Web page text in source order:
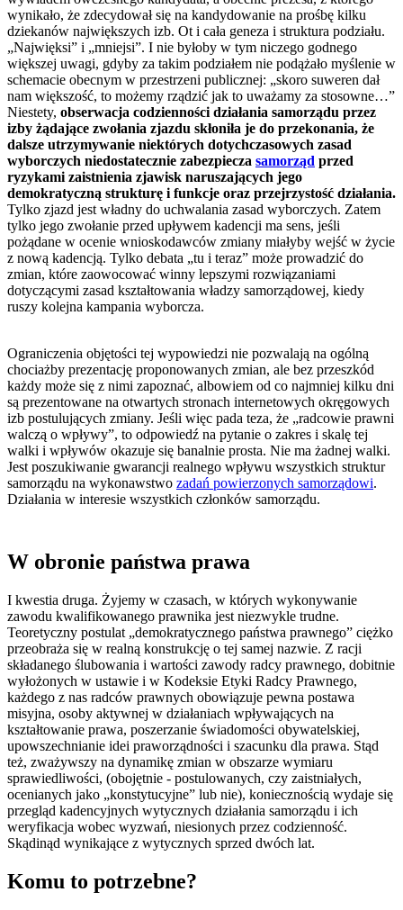
wynikało, że zdecydował się na kandydowanie na prośbę kilku
dziekanów największych izb. Ot i cała geneza i struktura podziału.
„Najwięksi” i „mniejsi”. I nie byłoby w tym niczego godnego
większej uwagi, gdyby za takim podziałem nie podążało myślenie w
schemacie obecnym w przestrzeni publicznej: „skoro suweren dał
nam większość, to możemy rządzić jak to uważamy za stosowne…”
Niestety, obserwacja codzienności działania samorządu przez
izby żądające zwołania zjazdu skłoniła je do przekonania, że
dalsze utrzymywanie niektórych dotychczasowych zasad
wyborczych niedostatecznie zabezpiecza samorząd przed
ryzykami zaistnienia zjawisk naruszających jego
demokratyczną strukturę i funkcje oraz przejrzystość działania.
Tylko zjazd jest władny do uchwalania zasad wyborczych. Zatem
tylko jego zwołanie przed upływem kadencji ma sens, jeśli
pożądane w ocenie wnioskodawców zmiany miałyby wejść w życie
z nową kadencją. Tylko debata „tu i teraz” może prowadzić do
zmian, które zaowocować winny lepszymi rozwiązaniami
dotyczącymi zasad kształtowania władzy samorządowej, kiedy
ruszy kolejna kampania wyborcza.
Ograniczenia objętości tej wypowiedzi nie pozwalają na ogólną
chociażby prezentację proponowanych zmian, ale bez przeszkód
każdy może się z nimi zapoznać, albowiem od co najmniej kilku dni
są prezentowane na otwartych stronach internetowych okręgowych
izb postulujących zmiany. Jeśli więc pada teza, że „radcowie prawni
walczą o wpływy”, to odpowiedź na pytanie o zakres i skalę tej
walki i wpływów okazuje się banalnie prosta. Nie ma żadnej walki.
Jest poszukiwanie gwarancji realnego wpływu wszystkich struktur
samorządu na wykonawstwo zadań powierzonych samorządowi.
Działania w interesie wszystkich członków samorządu.
W obronie państwa prawa
I kwestia druga. Żyjemy w czasach, w których wykonywanie
zawodu kwalifikowanego prawnika jest niezwykle trudne.
Teoretyczny postulat „demokratycznego państwa prawnego” ciężko
przeobraża się w realną konstrukcję o tej samej nazwie. Z racji
składanego ślubowania i wartości zawody radcy prawnego, dobitnie
wyłożonych w ustawie i w Kodeksie Etyki Radcy Prawnego,
każdego z nas radców prawnych obowiązuje pewna postawa
misyjna, osoby aktywnej w działaniach wpływających na
kształtowanie prawa, poszerzanie świadomości obywatelskiej,
upowszechnianie idei praworządności i szacunku dla prawa. Stąd
też, zważywszy na dynamikę zmian w obszarze wymiaru
sprawiedliwości, (obojętnie - postulowanych, czy zaistniałych,
ocenianych jako „konstytucyjne” lub nie), koniecznością wydaje się
przegląd kadencyjnych wytycznych działania samorządu i ich
weryfikacja wobec wyzwań, niesionych przez codzienność.
Skądinąd wynikające z wytycznych sprzed dwóch lat.
Komu to potrzebne?